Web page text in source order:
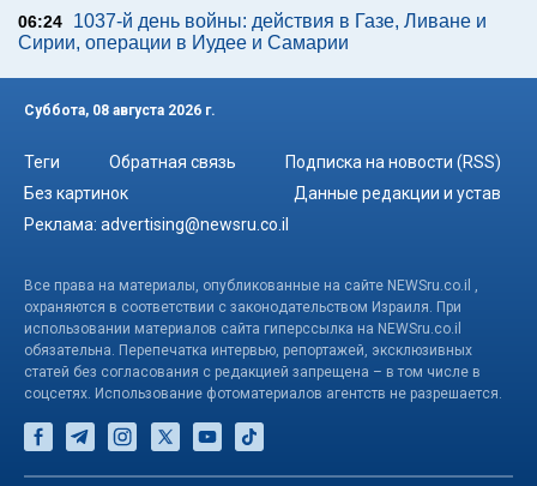
06:24
1037-й день войны: действия в Газе, Ливане и
Сирии, операции в Иудее и Самарии
Суббота, 08 августа 2026 г.
Теги Обратная связь
Подписка на новости (RSS)
Без картинок
Данные редакции и устав
Реклама: advertising@newsru.co.il
Все права на материалы, опубликованные на сайте NEWSru.co.il ,
охраняются в соответствии с законодательством Израиля. При
использовании материалов сайта гиперссылка на NEWSru.co.il
обязательна. Перепечатка интервью, репортажей, эксклюзивных
статей без согласования с редакцией запрещена – в том числе в
соцсетях. Использование фотоматериалов агентств не разрешается.